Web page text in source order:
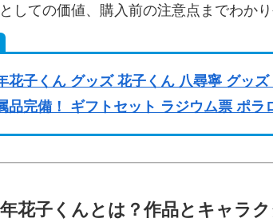
しての価値、購入前の注意点までわかり
花子くん グッズ 花子くん 八尋寧 グッ
品完備！ ギフトセット ラジウム票 ポ
花子くんとは？作品とキャラ